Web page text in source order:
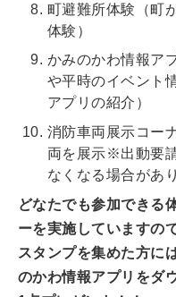
町避難所体験（町
体験）
かみのかわ情報ア
や平時のイベント
アプリの紹介）
消防車両展示コー
両を展示※出動要
なくなる場合があ
どなたでも参加できる
ーを実施していますの
スタンプを集めた方に
のかわ情報アプリをダ